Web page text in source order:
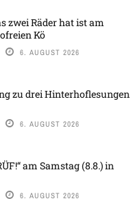
zwei Räder hat ist am
Kö
6. AUGUST 2026
zu drei Hinterhoflesungen
6. AUGUST 2026
am Samstag (8.8.) in
6. AUGUST 2026